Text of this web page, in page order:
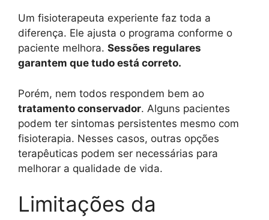
Um fisioterapeuta experiente faz toda a
diferença. Ele ajusta o programa conforme o
paciente melhora. Sessões regulares
garantem que tudo está correto.
Porém, nem todos respondem bem ao
tratamento conservador. Alguns pacientes
podem ter sintomas persistentes mesmo com
fisioterapia. Nesses casos, outras opções
terapêuticas podem ser necessárias para
melhorar a qualidade de vida.
Limitações da